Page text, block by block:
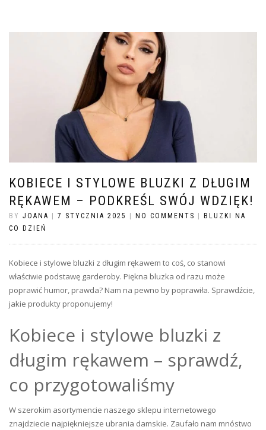
KOBIECE I STYLOWE BLUZKI Z DŁUGIM
RĘKAWEM – PODKREŚL SWÓJ WDZIĘK!
BY JOANA 7 STYCZNIA 2025 NO COMMENTS
BLUZKI NA
CO DZIEŃ
Kobiece i stylowe bluzki z długim rękawem to coś, co stanowi
właściwie podstawę garderoby. Piękna bluzka od razu może
poprawić humor, prawda? Nam na pewno by poprawiła. Sprawdźcie,
jakie produkty proponujemy!
Kobiece i stylowe bluzki z
długim rękawem – sprawdź,
co przygotowaliśmy
W szerokim asortymencie naszego sklepu internetowego
znajdziecie najpiękniejsze ubrania damskie. Zaufało nam mnóstwo